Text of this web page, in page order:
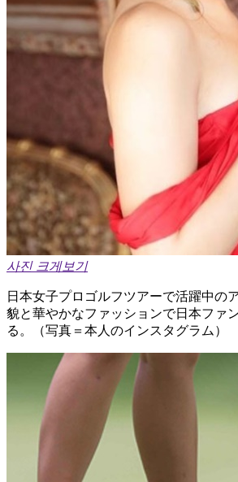
사진 크게보기
日本女子プロゴルフツアーで活躍中の
貌と華やかなファッションで日本ファ
る。（写真＝本人のインスタグラム）